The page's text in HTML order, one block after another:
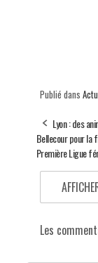
Publié dans
Lyon : des
Bellecour pour la
Première Ligue
Les